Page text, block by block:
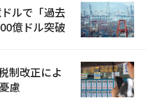
ルで「過去
億ドル突破
制改正によ
慮